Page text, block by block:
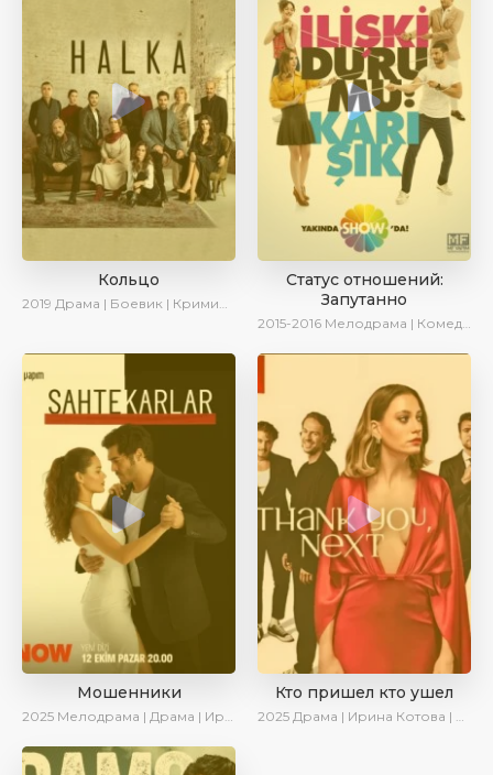
Кольцо
2019 Драма | Боевик | Криминал
Статус отношений:
Запутанно
2015-2016 Мелодрама | Комедия
Мошенники
2025 Мелодрама | Драма | Ирина Котова | AlisaDirilis | Новинки | Сериалы 2025
Кто пришел кто ушел
2025 Драма | Ирина Котова | Новинки | Сериалы 2025